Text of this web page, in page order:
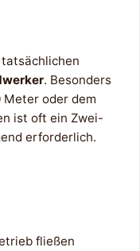
. Besonders
oder dem
ist oft ein Zwei-
erforderlich.
fließen